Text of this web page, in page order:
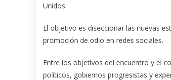
Unidos.
El objetivo es diseccionar las nuevas
promoción de odio en redes sociales.
Entre los objetivos del encuentro y el
políticos, gobiernos progresistas y